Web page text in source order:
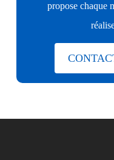
propose chaque